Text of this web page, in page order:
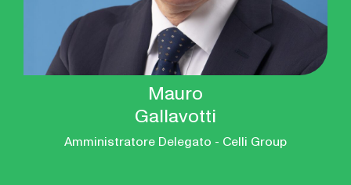
Mauro
Gallavotti
Amministratore Delegato - Celli Group